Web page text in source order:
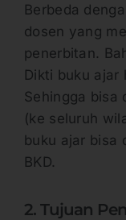
Berbeda
dosen yang
penerbitan.
Dikti buku ajar
Sehingga bisa
(ke seluruh
buku ajar bisa
BKD.
2. Tujuan